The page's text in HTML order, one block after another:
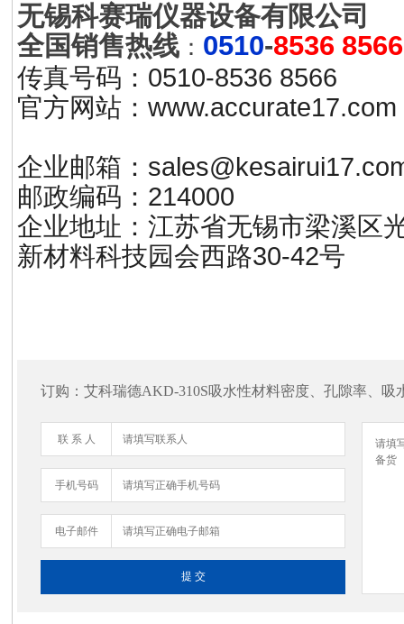
无锡科赛瑞仪器设备有限公司
全国销售热线 ： 0510-8536 8566
传真号码：0510-8536 8566
官方网站：
企业邮箱：
邮政编码：214000
企业地址：江苏省无锡市梁溪区
新材料科技园会西路30-42号
订购：艾科瑞德AKD-310S吸水性材料密度、孔隙率、吸
联 系 人
手机号码
电子邮件